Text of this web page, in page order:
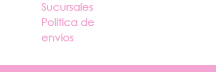
Sucursales
Politica de
envios